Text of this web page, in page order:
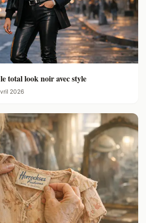
total look noir avec style
2026